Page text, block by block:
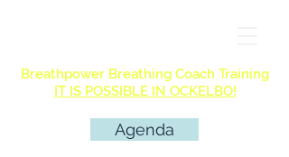
Agenda
Breathpower Breathing Coach Training
IT IS POSSIBLE IN OCKELBO!